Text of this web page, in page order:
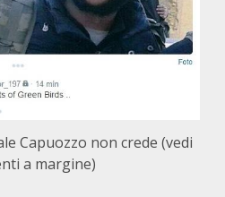
Capuozzo non crede (vedi
a margine)